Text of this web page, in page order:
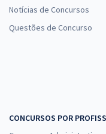
Janeiro -
Notícias de Concursos
Questões de Concurso
CONCURSOS POR